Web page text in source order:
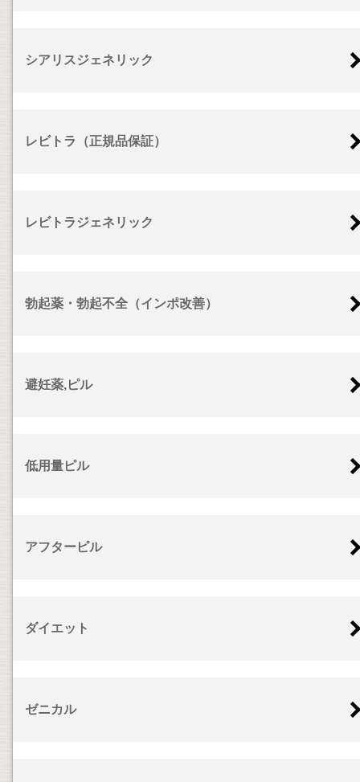
シアリスジェネリック
レビトラ（正規品保証）
レビトラジェネリック
勃起薬・勃起不全（インポ改善）
避妊薬,ピル
低用量ピル
アフターピル
ダイエット
ゼニカル